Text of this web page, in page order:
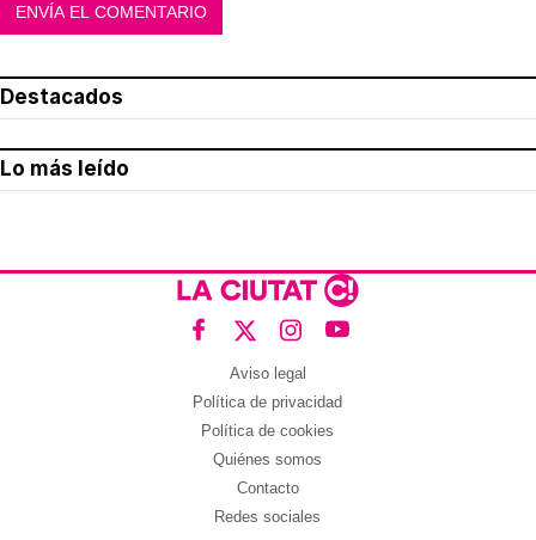
Destacados
Lo más leído
Aviso legal
Política de privacidad
Política de cookies
Quiénes somos
Contacto
Redes sociales